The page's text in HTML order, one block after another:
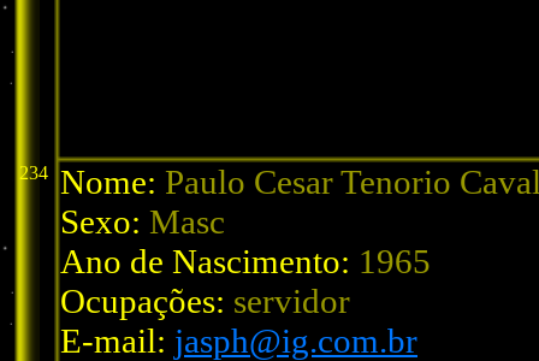
234 Nome: Paulo Cesar Tenorio
Sexo: Masc
Ano de Nascimento: 1965
Ocupações: servidor
E-mail: jasph@ig.com.br